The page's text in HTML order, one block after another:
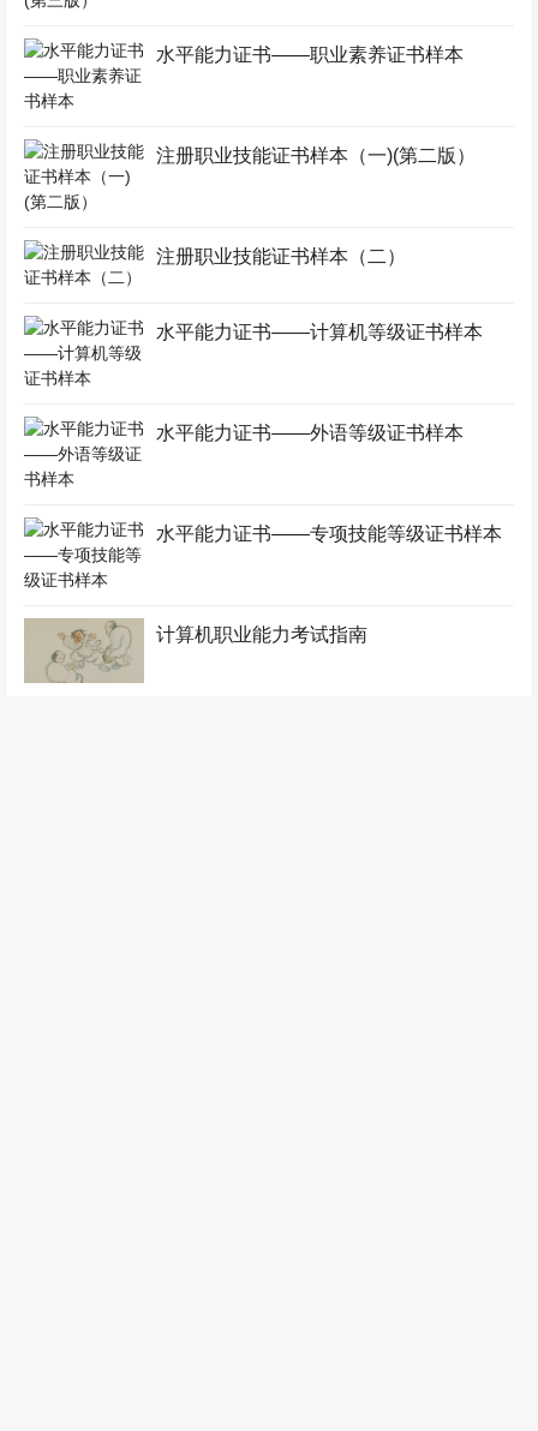
水平能力证书——职业素养证书样本
注册职业技能证书样本（一)(第二版）
注册职业技能证书样本（二）
水平能力证书——计算机等级证书样本
水平能力证书——外语等级证书样本
水平能力证书——专项技能等级证书样本
计算机职业能力考试指南